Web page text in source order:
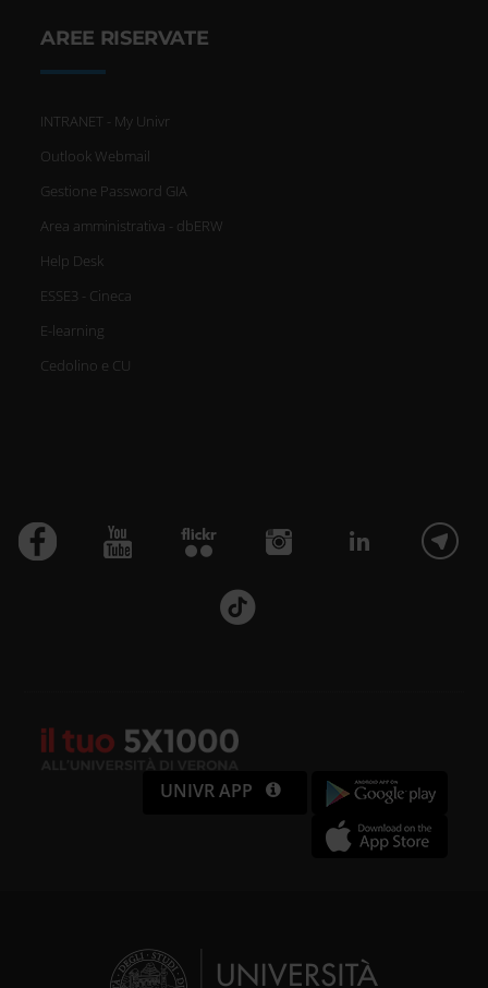
AREE RISERVATE
INTRANET - My Univr
Outlook Webmail
Gestione Password GIA
Area amministrativa - dbERW
Help Desk
ESSE3 - Cineca
E-learning
Cedolino e CU
UNIVR APP